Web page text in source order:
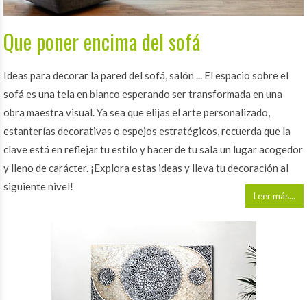
Que poner encima del sofá
Ideas para decorar la pared del sofá, salón ... El espacio sobre el
sofá es una tela en blanco esperando ser transformada en una
obra maestra visual. Ya sea que elijas el arte personalizado,
estanterías decorativas o espejos estratégicos, recuerda que la
clave está en reflejar tu estilo y hacer de tu sala un lugar acogedor
y lleno de carácter. ¡Explora estas ideas y lleva tu decoración al
siguiente nivel!
Leer más...